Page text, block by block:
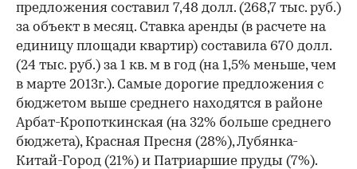
предложения составил 7,48 долл. (268,7 тыс. руб.)
за объект в месяц. Ставка аренды (в расчете на
единицу площади квартир) составила 670 долл.
(24 тыс. руб.) за 1 кв. м в год (на 1,5% меньше, чем
в марте 2013г.). Самые дорогие предложения с
бюджетом выше среднего находятся в районе
Арбат-Кропоткинская (на 32% больше среднего
бюджета), Красная Пресня (28%), Лубянка-
Китай-Город (21%) и Патриаршие пруды (7%).